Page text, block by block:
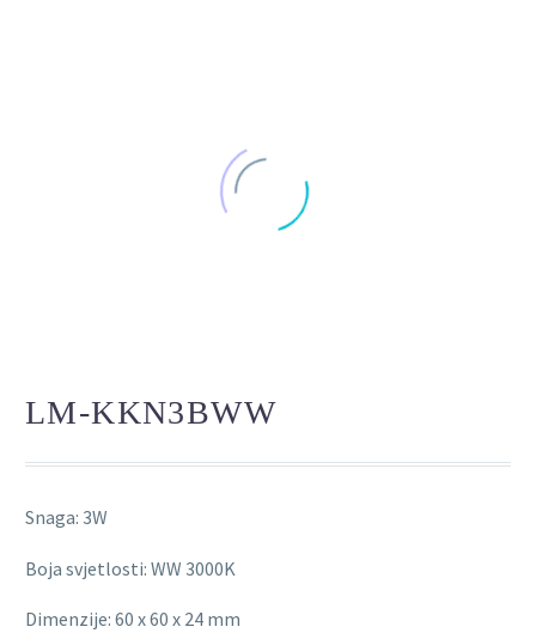
LM-KKN3BWW
Snaga: 3W
Boja svjetlosti: WW 3000K
Dimenzije: 60 x 60 x 24 mm